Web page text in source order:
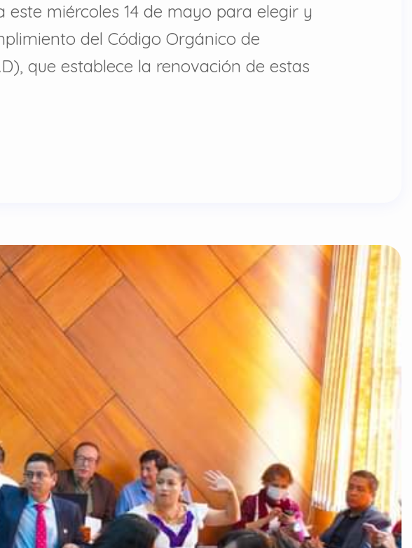
miércoles 14 de mayo para elegir y
del Código Orgánico de
que establece la renovación de estas